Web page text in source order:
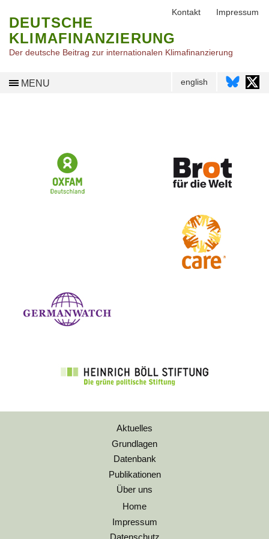
DEUTSCHE
KLIMAFINANZIERUNG
Der deutsche Beitrag zur internationalen Klimafinanzierung
MENU english
Aktuelles
Grundlagen
Datenbank
Publikationen
Über uns
Home
Impressum
Kontakt Impressum